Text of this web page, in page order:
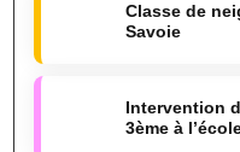
Classe de
Savoie
Intervention
3ème à